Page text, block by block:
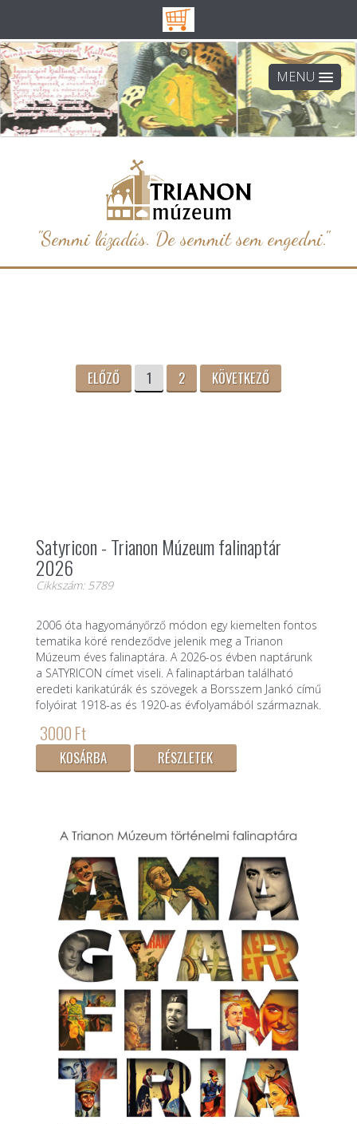
MENU
"Semmi lázadás. De semmit sem engedni."
ELŐZŐ 1 2 KÖVETKEZŐ
Satyricon - Trianon Múzeum falinaptár
2026
Cikkszám: 5789
2006 óta hagyományőrző módon egy kiemelten fontos
tematika köré rendeződve jelenik meg a Trianon
Múzeum éves falinaptára. A 2026-os évben naptárunk
a SATYRICON címet viseli. A falinaptárban található
eredeti karikatúrák és szövegek a Borsszem Jankó című
folyóirat 1918-as és 1920-as évfolyamából származnak.
3000 Ft
KOSÁRBA RÉSZLETEK